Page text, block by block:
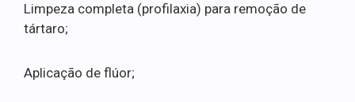
Limpeza completa (profilaxia) para remoção de
tártaro;
Aplicação de flúor;